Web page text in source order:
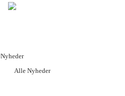
Nyheder
Alle Nyheder